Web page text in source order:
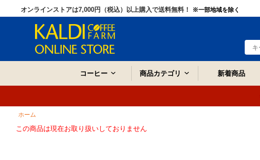
オンラインストアは7,000円（税込）以上購入で送料無料！ ※一部地域を除く
コーヒー 商品カテゴリ 新着商品
ホーム
この商品は現在お取り扱いしておりません